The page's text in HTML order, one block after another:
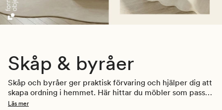
Skåp & byråer
Skåp och byråer ger praktisk förvaring och hjälper dig att
skapa ordning i hemmet. Här hittar du möbler som passar
i vardagsrum, sovrum och hall – oavsett om du behöver
Läs mer